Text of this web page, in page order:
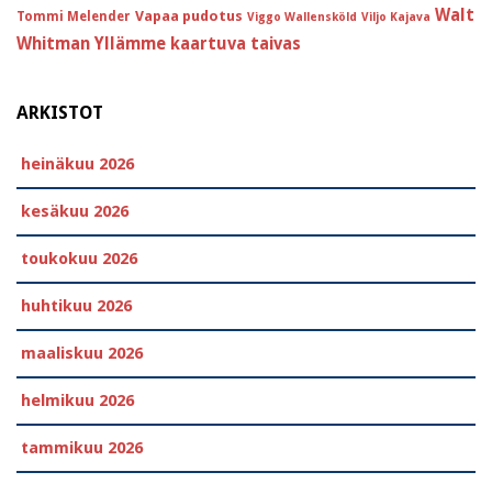
Tommi Melender Vapaa pudotus Viggo Wallensköld Viljo Kajava Walt
Whitman Yllämme kaartuva taivas
ARKISTOT
heinäkuu 2026
kesäkuu 2026
toukokuu 2026
huhtikuu 2026
maaliskuu 2026
helmikuu 2026
tammikuu 2026